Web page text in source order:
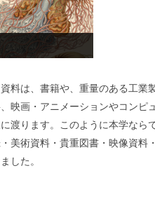
料は、書籍や、重量のある工
映画・アニメーションやコンピ
渡ります。このように本学なら
美術資料・貴重図書・映像資
した。